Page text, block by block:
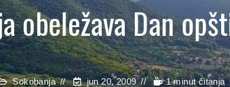
obeležava Dan
Sokobanja jun 20, 2009 1 minut čitanja